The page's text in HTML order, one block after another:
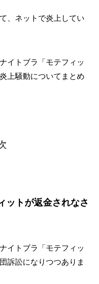
、ネットで炎上してい
イトブラ「モテフィッ
上騒動についてまとめ
ットが返金されなさ
イトブラ「モテフィッ
訴訟になりつつありま